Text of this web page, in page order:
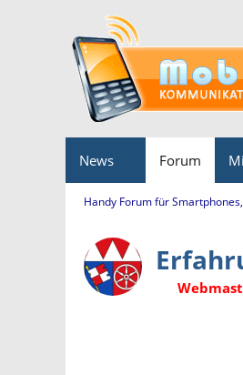
News Forum
Handy Forum für